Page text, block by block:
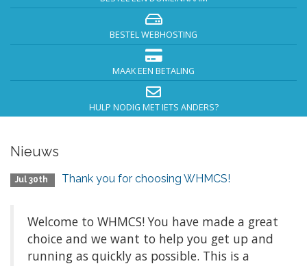
BESTEL WEBHOSTING
MAAK EEN BETALING
HULP NODIG MET IETS ANDERS?
Nieuws
Jul 30th Thank you for choosing WHMCS!
Welcome to WHMCS! You have made a great
choice and we want to help you get up and
running as quickly as possible. This is a